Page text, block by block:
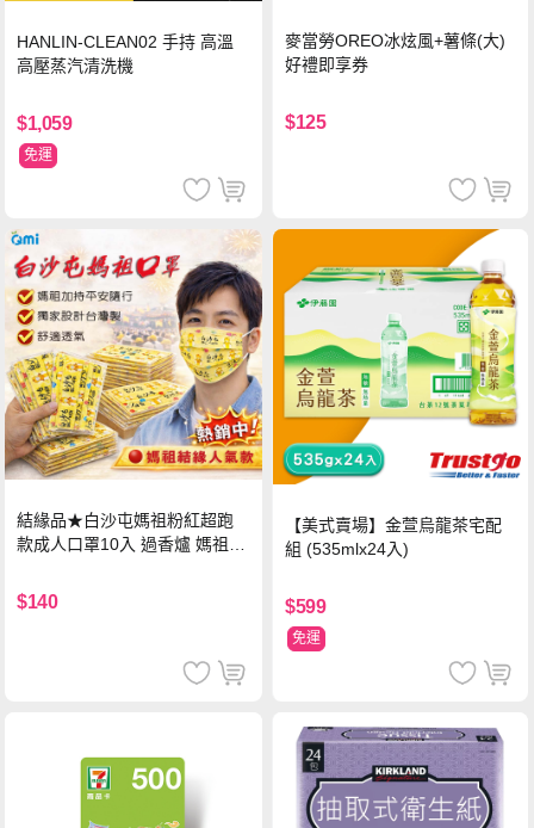
HANLIN-CLEAN02 手持 高溫
高壓蒸汽清洗機
$1,059
免運
麥當勞OREO冰炫風+薯條(大)
好禮即享券
$125
結緣品★白沙屯媽祖粉紅超跑
款成人口罩10入 過香爐 媽祖加
$140
【美式賣場】金萱烏龍茶宅配
組 (535mlx24入)
$599
免運